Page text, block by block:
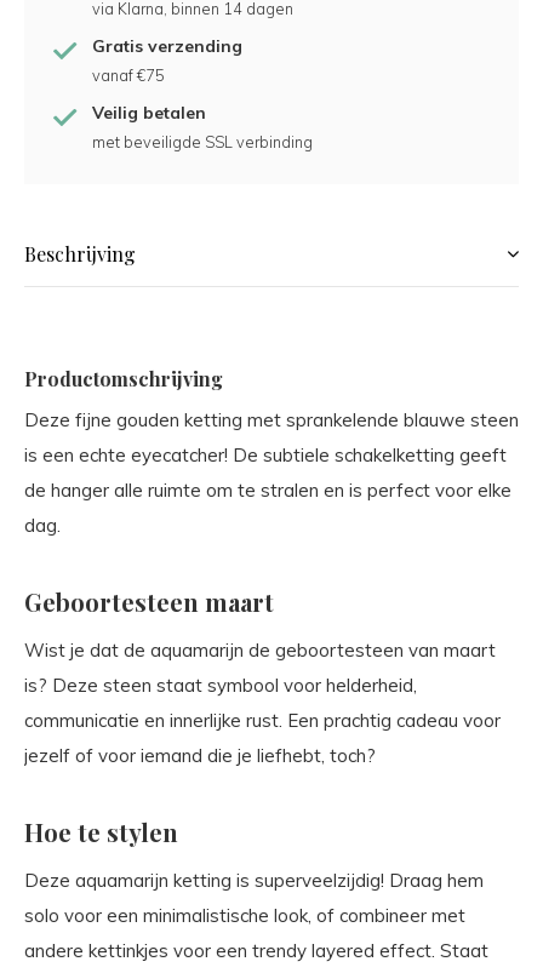
via Klarna, binnen 14 dagen
Gratis verzending
vanaf €75
Veilig betalen
met beveiligde SSL verbinding
Beschrijving
Productomschrijving
Deze fijne gouden ketting met sprankelende blauwe steen
is een echte eyecatcher! De subtiele schakelketting geeft
de hanger alle ruimte om te stralen en is perfect voor elke
dag.
Geboortesteen maart
Wist je dat de aquamarijn de geboortesteen van maart
is? Deze steen staat symbool voor helderheid,
communicatie en innerlijke rust. Een prachtig cadeau voor
jezelf of voor iemand die je liefhebt, toch?
Hoe te stylen
Deze aquamarijn ketting is superveelzijdig! Draag hem
solo voor een minimalistische look, of combineer met
andere kettinkjes voor een trendy layered effect. Staat